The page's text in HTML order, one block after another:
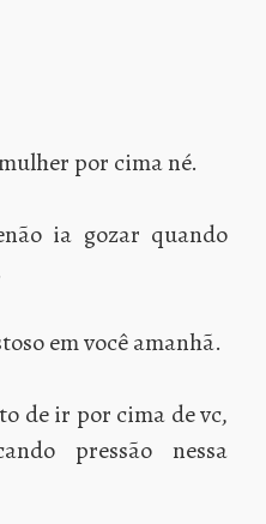
por cima né.
ia gozar quando
em você amanhã.
de ir por cima de vc,
pressão nessa